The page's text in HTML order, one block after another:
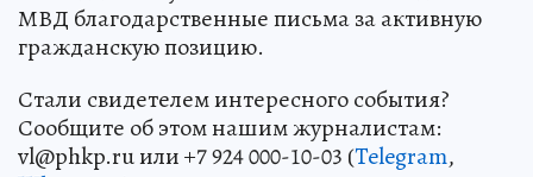
МВД благодарственные письма за активную
гражданскую позицию.
Стали свидетелем интересного события?
Сообщите об этом нашим журналистам:
vl@phkp.ru или +7 924 000-10-03 (Telegram,